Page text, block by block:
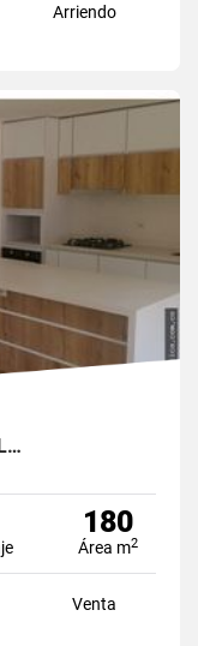
Arriendo
180
Área m2
Venta